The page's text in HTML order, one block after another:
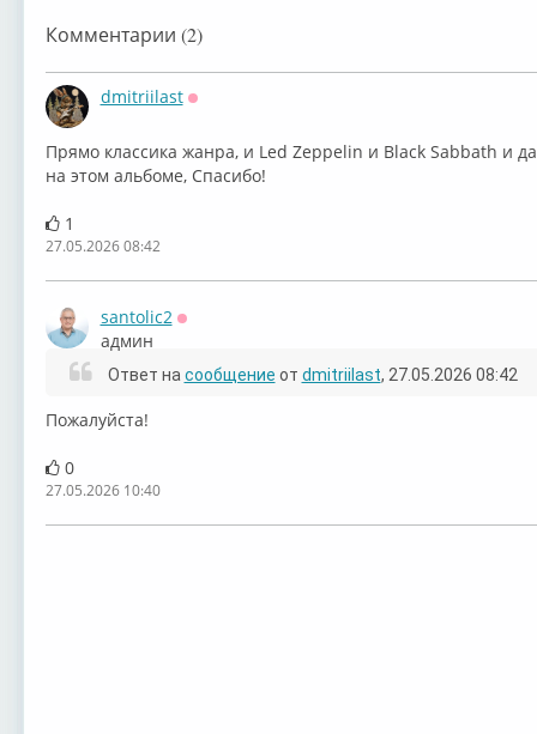
Комментарии (2)
dmitriilast
Прямо классика жанра, и Led Zeppelin и Black Sabbath и
на этом альбоме, Спасибо!
1
27.05.2026 08:42
santolic2
админ
Ответ на сообщение от dmitriilast, 27.05.2026 08:42
Пожалуйста!
0
27.05.2026 10:40